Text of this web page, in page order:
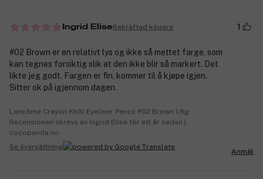
Ingrid EliseBekräftad köpare 1
#02 Brown er en relativt lys og ikke så mettet farge, som
kan tegnes forsiktig slik at den ikke blir så markert. Det
likte jeg godt. Fargen er fin, kommer til å kjøpe igjen.
Sitter ok på igjennom dagen.
Lancôme Crayon Khôl Eyeliner Pencil #02 Brown 1,8g
Recensionen skrevs av Ingrid Elise för ett år sedan |
cocopanda.no
Se översättning
Anmäl